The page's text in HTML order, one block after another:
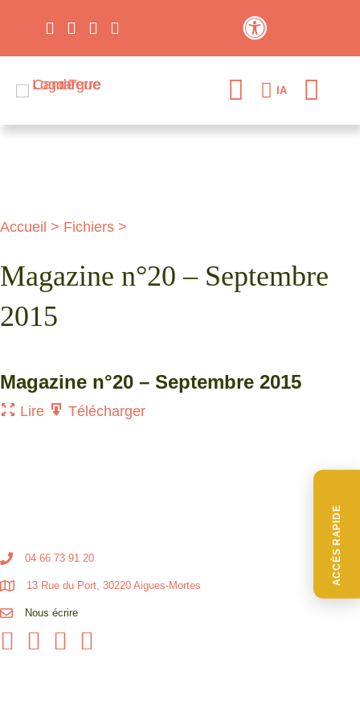
ACCÈS RAPIDE
IA
Accueil > Fichiers >
Magazine n°20 – Septembre
2015
Magazine n°20 – Septembre 2015
Lire Télécharger
04 66 73 91 20
13 Rue du Port, 30220 Aigues-Mortes
Nous écrire